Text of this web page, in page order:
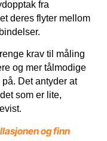
fra
deres flyter mellom
krav til måling
og mer tålmodige
Det antyder at
som er lite,
og finn